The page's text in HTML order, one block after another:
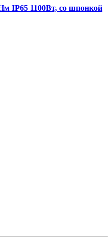
IP65 1100Вт, со шпонкой